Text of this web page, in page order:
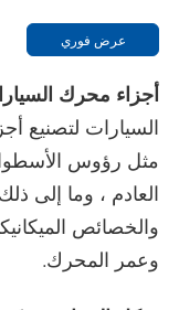
عرض فوري
أجزاء محرك
السيارات لتصنيع
مثل رؤوس
العادم ، وما إلى
والخصائص
وعمر المحرك.